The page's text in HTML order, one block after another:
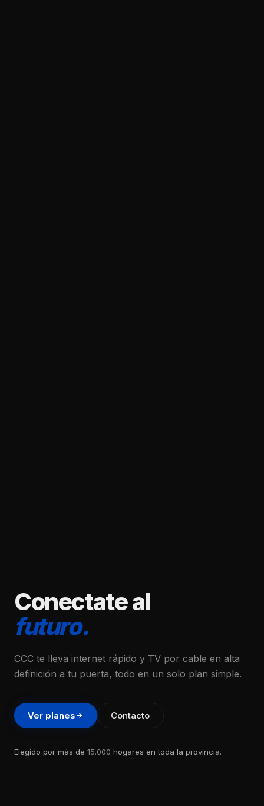
Conectate al
futuro.
CCC te lleva internet rápido y TV por cable en alta
definición a tu puerta, todo en un solo plan simple.
Ver planes Contacto
Elegido por más de 15.000 hogares en toda la provincia.